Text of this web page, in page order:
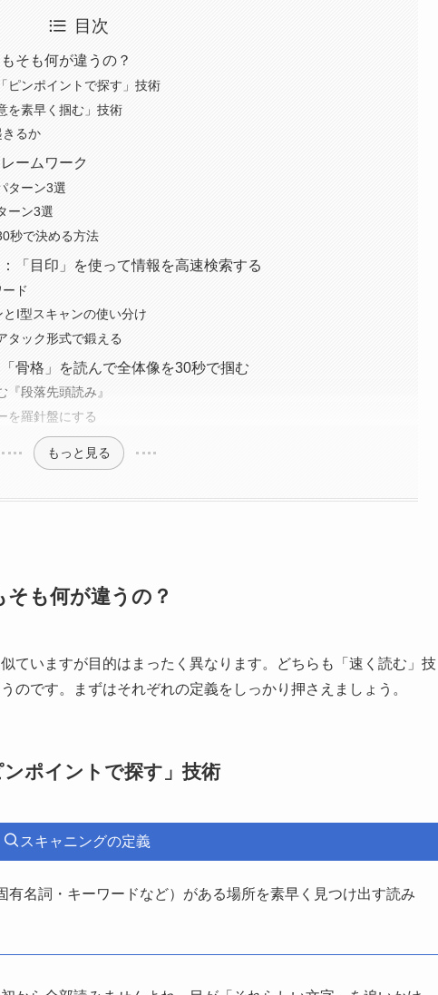
目次
そも何が違うの？
ピンポイントで探す」技術
を素早く掴む」技術
るか
ームワーク
ターン3選
ーン3選
秒で決める方法
「目印」を使って情報を高速検索する
ド
I型スキャンの使い分け
タック形式で鍛える
骨格」を読んで全体像を30秒で掴む
『段落先頭読み』
を羅針盤にする
もっと見る
も何が違うの？
ていますが目的はまったく異なります。どちらも「速く読む」技
のです。まずはそれぞれの定義をしっかり押さえましょう。
ポイントで探す」技術
スキャニングの定義
名詞・キーワードなど）がある場所を素早く見つけ出す読み